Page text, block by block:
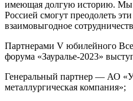
имеющая долгую историю. Мы
Россией смогут преодолеть
взаимовыгодное
Партнерами V юбилейного
форума «Зауралье-2023»
Генеральный партнер — АО
металлургическая компания»;